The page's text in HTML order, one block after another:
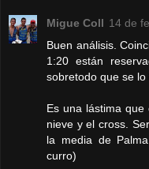
Migue Coll 14 de
Buen análisis.
1:20 están
sobretodo que se lo
Es una lástima
nieve y el cross.
la media de
curro)